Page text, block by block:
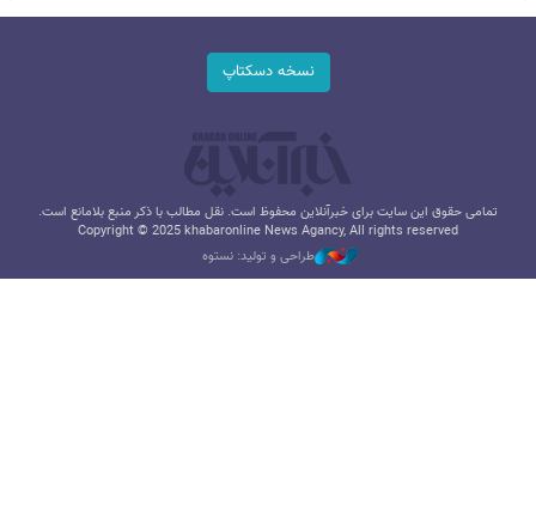
نسخه دسکتاپ
تمامی حقوق این سایت برای خبرآنلاین محفوظ است. نقل مطالب با ذکر منبع بلامانع است.
Copyright © 2025 khabaronline News Agancy, All rights reserved
طراحی و تولید: نستوه